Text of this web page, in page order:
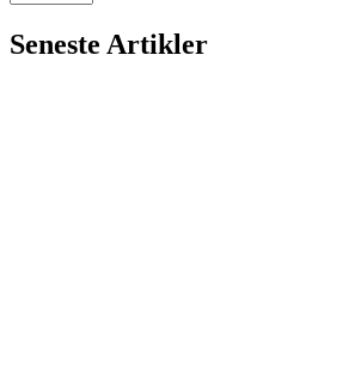
Seneste Artikler